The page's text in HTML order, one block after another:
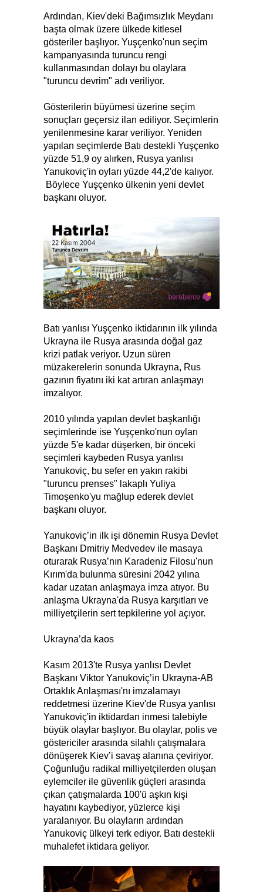
Ardından, Kiev'deki Bağımsızlık Meydanı
başta olmak üzere ülkede kitlesel
gösteriler başlıyor. Yuşçenko'nun seçim
kampanyasında turuncu rengi
kullanmasından dolayı bu olaylara
"turuncu devrim" adı veriliyor.
Gösterilerin büyümesi üzerine seçim
sonuçları geçersiz ilan ediliyor. Seçimlerin
yenilenmesine karar veriliyor. Yeniden
yapılan seçimlerde Batı destekli Yuşçenko
yüzde 51,9 oy alırken, Rusya yanlısı
Yanukoviç'in oyları yüzde 44,2'de kalıyor.
Böylece Yuşçenko ülkenin yeni devlet
başkanı oluyor.
Batı yanlısı Yuşçenko iktidarının ilk yılında
Ukrayna ile Rusya arasında doğal gaz
krizi patlak veriyor. Uzun süren
müzakerelerin sonunda Ukrayna, Rus
gazının fiyatını iki kat artıran anlaşmayı
imzalıyor.
2010 yılında yapılan devlet başkanlığı
seçimlerinde ise Yuşçenko'nun oyları
yüzde 5'e kadar düşerken, bir önceki
seçimleri kaybeden Rusya yanlısı
Yanukoviç, bu sefer en yakın rakibi
"turuncu prenses" lakaplı Yuliya
Timoşenko'yu mağlup ederek devlet
başkanı oluyor.
Yanukoviç’in ilk işi dönemin Rusya Devlet
Başkanı Dmitriy Medvedev ile masaya
oturarak Rusya’nın Karadeniz Filosu'nun
Kırım'da bulunma süresini 2042 yılına
kadar uzatan anlaşmaya imza atıyor. Bu
anlaşma Ukrayna'da Rusya karşıtları ve
milliyetçilerin sert tepkilerine yol açıyor.
Ukrayna’da kaos
Kasım 2013'te Rusya yanlısı Devlet
Başkanı Viktor Yanukoviç’in Ukrayna-AB
Ortaklık Anlaşması'nı imzalamayı
reddetmesi üzerine Kiev'de Rusya yanlısı
Yanukoviç'in iktidardan inmesi talebiyle
büyük olaylar başlıyor. Bu olaylar, polis ve
göstericiler arasında silahlı çatışmalara
dönüşerek Kiev’i savaş alanına çeviriyor.
Çoğunluğu radikal milliyetçilerden oluşan
eylemciler ile güvenlik güçleri arasında
çıkan çatışmalarda 100'ü aşkın kişi
hayatını kaybediyor, yüzlerce kişi
yaralanıyor. Bu olayların ardından
Yanukoviç ülkeyi terk ediyor. Batı destekli
muhalefet iktidara geliyor.